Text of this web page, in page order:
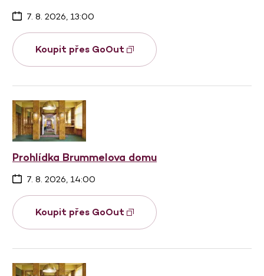
7. 8. 2026, 13:00
Koupit přes GoOut
Prohlídka Brummelova domu
7. 8. 2026, 14:00
Koupit přes GoOut